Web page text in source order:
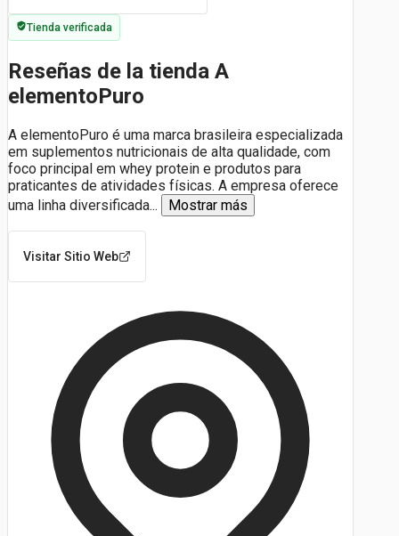
Tienda verificada
Reseñas de la tienda A
elementoPuro
A elementoPuro é uma marca brasileira especializada
em suplementos nutricionais de alta qualidade, com
foco principal em whey protein e produtos para
praticantes de atividades físicas. A empresa oferece
uma linha diversificada... Mostrar más
Visitar Sitio Web